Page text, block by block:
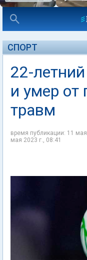
СПОРТ
22-
и умер от
травм
время публикации: 11
мая 2023 г., 08:41